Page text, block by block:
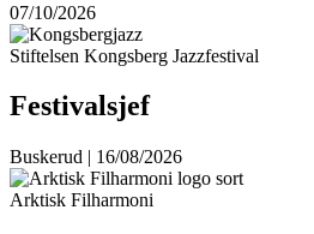
07/10/2026
Stiftelsen Kongsberg Jazzfestival
Festivalsjef
Buskerud | 16/08/2026
Arktisk Filharmoni